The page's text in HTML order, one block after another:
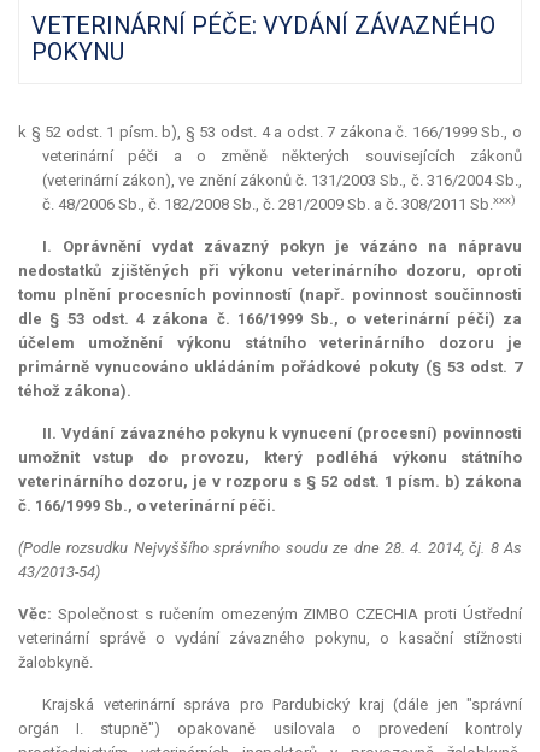
VETERINÁRNÍ PÉČE: VYDÁNÍ ZÁVAZNÉHO
POKYNU
k § 52 odst. 1 písm. b), § 53 odst. 4 a odst. 7 zákona č. 166/1999 Sb., o
veterinární péči a o změně některých souvisejících zákonů
(veterinární zákon), ve znění zákonů č. 131/2003 Sb., č. 316/2004 Sb.,
č. 48/2006 Sb., č. 182/2008 Sb., č. 281/2009 Sb. a č. 308/2011 Sb.xxx)
I. Oprávnění vydat závazný pokyn je vázáno na nápravu
nedostatků zjištěných při výkonu veterinárního dozoru, oproti
tomu plnění procesních povinností (např. povinnost součinnosti
dle § 53 odst. 4 zákona č. 166/1999 Sb., o veterinární péči) za
účelem umožnění výkonu státního veterinárního dozoru je
primárně vynucováno ukládáním pořádkové pokuty (§ 53 odst. 7
téhož zákona).
II. Vydání závazného pokynu k vynucení (procesní) povinnosti
umožnit vstup do provozu, který podléhá výkonu státního
veterinárního dozoru, je v rozporu s § 52 odst. 1 písm. b) zákona
č. 166/1999 Sb., o veterinární péči.
(Podle rozsudku Nejvyššího správního soudu ze dne 28. 4. 2014, čj. 8 As
43/2013-54)
Věc: Společnost s ručením omezeným ZIMBO CZECHIA proti Ústřední
veterinární správě o vydání závazného pokynu, o kasační stížnosti
žalobkyně.
Krajská veterinární správa pro Pardubický kraj (dále jen "správní
orgán I. stupně") opakovaně usilovala o provedení kontroly